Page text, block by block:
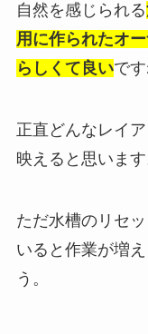
自然を感じられる
用に作られたオ
らしくて良いです
正直どんなレイ
映えると思います
ただ水槽のリセ
いると作業が増
う。